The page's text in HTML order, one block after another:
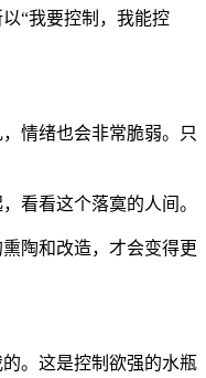
“我要控制，我能控
情绪也会非常脆弱。只
看看这个落寞的人间。
陶和改造，才会变得更
。这是控制欲强的水瓶